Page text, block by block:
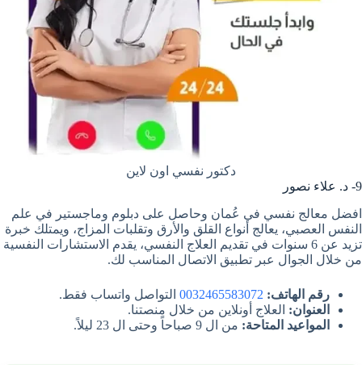
دكتور نفسي اون لاين
9- د. علاء نصور
افضل معالج نفسي في عُمان وحاصل على دبلوم وماجستير في علم
النفس العصبي، يعالج أنواع القلق والأرق وتقلبات المزاج، ويمتلك خبرة
تزيد عن 6 سنوات في تقديم العلاج النفسي، يقدم الاستشارات النفسية
من خلال الجوال عبر تطبيق الاتصال المناسب لك.
رقم الهاتف: 0032465583072 التواصل واتساب فقط.
العنوان: العلاج أونلاين من خلال منصتنا.
المواعيد المتاحة: من ال 9 صباحاً وحتى ال 23 ليلاً.